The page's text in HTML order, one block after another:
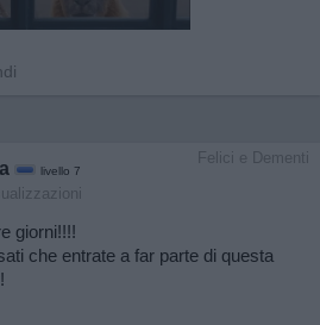
Felici e Dementi
livello 7
giorni!!!!
che entrate a far parte di questa